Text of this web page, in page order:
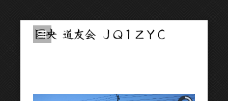
圏央道友会